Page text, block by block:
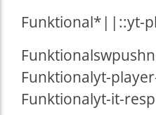
Funktional*||::yt-
Funktional
Funktionalyt-
Funktionalyt-it-